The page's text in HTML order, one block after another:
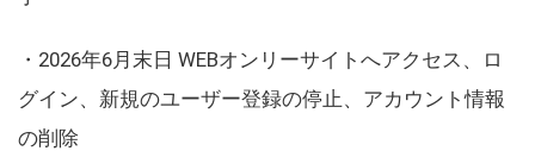
・2026年6月末日 WEBオンリーサイトへアクセス、ロ
グイン、新規のユーザー登録の停止、アカウント情報
の削除